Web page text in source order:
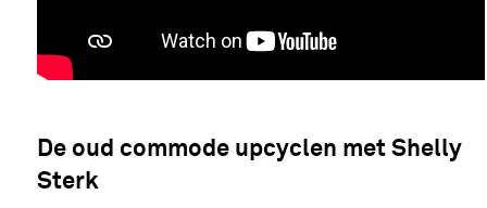
De oud commode upcyclen met Shelly
Sterk